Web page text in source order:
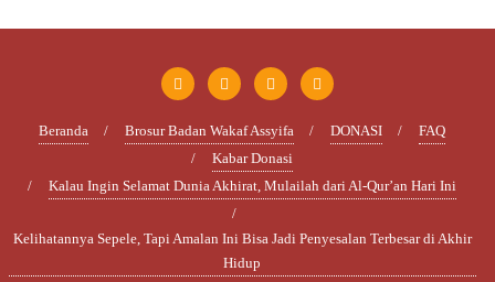
Beranda Brosur Badan Wakaf Assyifa DONASI
FAQ
Kabar Donasi
Kalau Ingin Selamat Dunia Akhirat, Mulailah dari Al-Qur’an Hari Ini
Kelihatannya Sepele, Tapi Amalan Ini Bisa Jadi Penyesalan Terbesar di Akhir
Hidup